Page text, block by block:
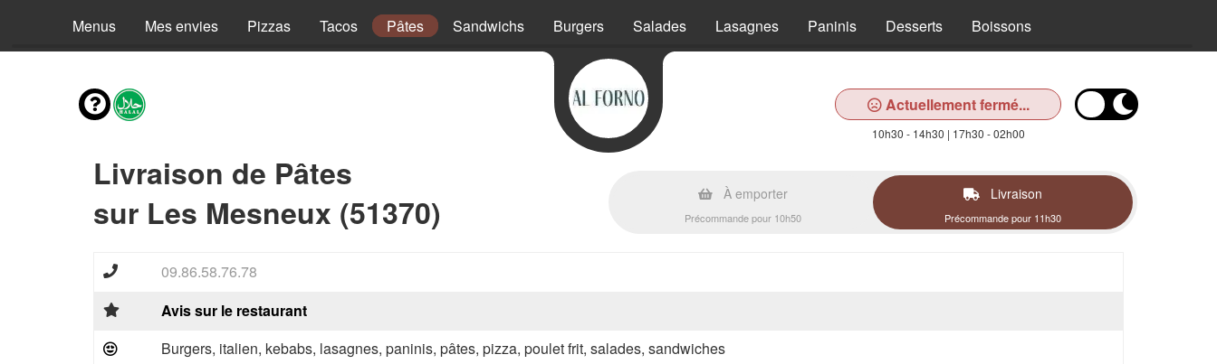
Menus Mes envies Pizzas Tacos Pâtes Sandwichs Burgers Salades Lasagnes Paninis Desserts Boissons
Actuellement fermé...
10h30 - 14h30 | 17h30 - 02h00
Livraison de Pâtes
sur Les Mesneux (51370)
À emporter
Précommande pour 10h50
Livraison
Précommande pour 11h30
09.86.58.76.78
Avis sur le restaurant
Burgers, italien, kebabs, lasagnes, paninis, pâtes, pizza, poulet frit, salades, sandwiches